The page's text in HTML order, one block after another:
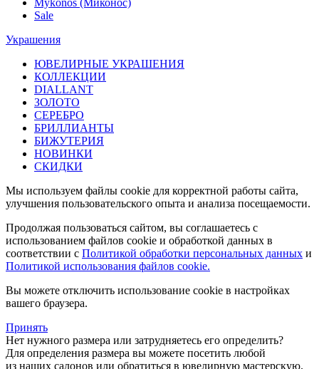
Mykonos (Миконос)
Sale
Украшения
ЮВЕЛИРНЫЕ УКРАШЕНИЯ
КОЛЛЕКЦИИ
DIALLANT
ЗОЛОТО
СЕРЕБРО
БРИЛЛИАНТЫ
БИЖУТЕРИЯ
НОВИНКИ
СКИДКИ
Мы используем файлы cookie для корректной работы сайта,
улучшения пользовательского опыта и анализа посещаемости.
Продолжая пользоваться сайтом, вы соглашаетесь с
использованием файлов cookie и обработкой данных в
соответствии с Политикой обработки персональных данных и
Политикой использования файлов cookie.
Вы можете отключить использование cookie в настройках
вашего браузера.
Принять
Нет нужного размера или затрудняетесь его определить?
Для определения размера вы можете посетить любой
из наших салонов или обратиться в ювелирную мастерскую.